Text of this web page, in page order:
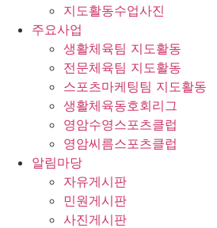
지도활동수업사진
주요사업
생활체육팀 지도활동
전문체육팀 지도활동
스포츠마케팅팀 지도활동
생활체육동호회리그
영암수영스포츠클럽
영암씨름스포츠클럽
알림마당
자유게시판
민원게시판
사진게시판